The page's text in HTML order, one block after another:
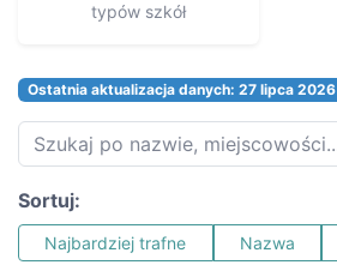
typów szkół
Ostatnia aktualizacja danych: 27 lipca 2026
Sortuj:
Najbardziej trafne Nazwa